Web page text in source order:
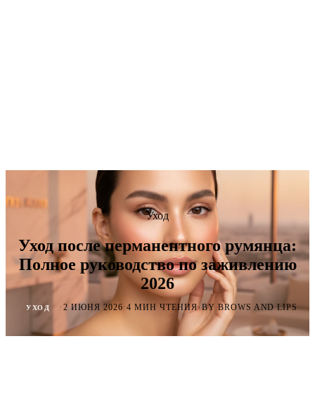
Уход
Уход после перманентного румянца:
Полное руководство по заживлению
2026
УХОД · 2 ИЮНЯ 2026·4 МИН ЧТЕНИЯ·BY BROWS AND LIPS